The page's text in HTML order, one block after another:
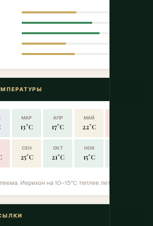
МАР
13°C
АПР
17°C
МАЙ
22°C
СЕН
25°C
ОКТ
21°C
НОЯ
15°C
Иерихон на 10–15°C теплее летом.